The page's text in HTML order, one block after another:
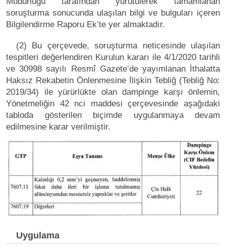
soruşturma sonucunda ulaşılan bilgi ve bulguları içeren
Bilgilendirme Raporu Ek’te yer almaktadır.
(2) Bu çerçevede, soruşturma neticesinde ulaşılan
tespitleri değerlendiren Kurulun kararı ile 4/1/2020 tarihli
ve 30998 sayılı Resmî Gazete’de yayımlanan İthalatta
Haksız Rekabetin Önlenmesine İlişkin Tebliğ (Tebliğ No:
2019/34) ile yürürlükte olan dampinge karşı önlemin,
Yönetmeliğin 42 nci maddesi çerçevesinde aşağıdaki
tabloda gösterilen biçimde uygulanmaya devam
edilmesine karar verilmiştir.
Uygulama